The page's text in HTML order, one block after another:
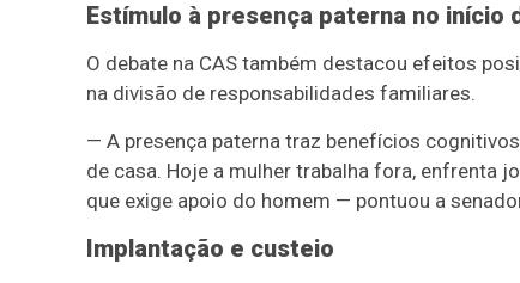
Estímulo à presença paterna no início
O debate na CAS também destacou efeitos
na divisão de responsabilidades familiares.
— A presença paterna traz benefícios
de casa. Hoje a mulher trabalha fora, enfrenta
que exige apoio do homem — pontuou a
Implantação e custeio